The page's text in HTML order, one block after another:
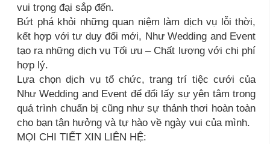
vui trọng đại sắp đến.
Bứt phá khỏi những quan niệm làm dịch vụ lỗi thời,
kết hợp với tư duy đổi mới, Như Wedding and Event
tạo ra những dịch vụ Tối ưu – Chất lượng với chi phí
hợp lý.
Lựa chọn dịch vụ tổ chức, trang trí tiệc cưới của
Như Wedding and Event để đổi lấy sự yên tâm trong
quá trình chuẩn bị cũng như sự thảnh thơi hoàn toàn
cho bạn tận hưởng và tự hào về ngày vui của mình.
MỌI CHI TIẾT XIN LIÊN HỆ: